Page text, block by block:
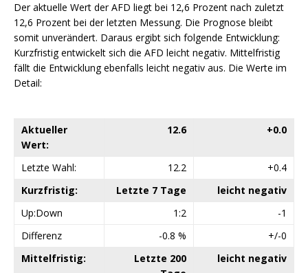
Der aktuelle Wert der AFD liegt bei 12,6 Prozent nach zuletzt
12,6 Prozent bei der letzten Messung. Die Prognose bleibt
somit unverändert. Daraus ergibt sich folgende Entwicklung:
Kurzfristig entwickelt sich die AFD leicht negativ. Mittelfristig
fällt die Entwicklung ebenfalls leicht negativ aus. Die Werte im
Detail:
Aktueller
Wert:
12.6 +0.0
Letzte Wahl: 12.2
+0.4
Kurzfristig:
Letzte 7 Tage
leicht negativ
Up:Down
1:2
-1
Differenz
-0.8 %
+/-0
Mittelfristig:
Letzte 200
leicht negativ